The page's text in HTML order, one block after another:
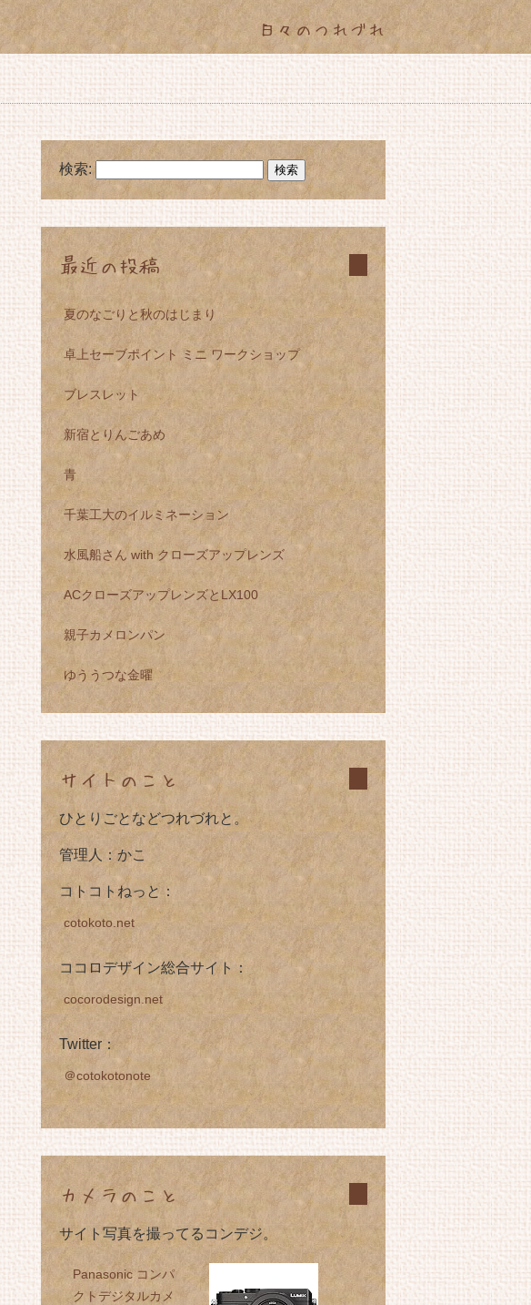
日々のつれづれ
検索:
最近の投稿
夏のなごりと秋のはじまり
卓上セーブポイント ミニ ワークショップ
ブレスレット
新宿とりんごあめ
青
千葉工大のイルミネーション
水風船さん with クローズアップレンズ
ACクローズアップレンズとLX100
親子カメロンパン
ゆううつな金曜
サイトのこと
ひとりごとなどつれづれと。
管理人：かこ
コトコトねっと：
cotokoto.net
ココロデザイン総合サイト：
cocorodesign.net
Twitter：
＠cotokotonote
カメラのこと
サイト写真を撮ってるコンデジ。
Panasonic コンパ
クトデジタルカメ